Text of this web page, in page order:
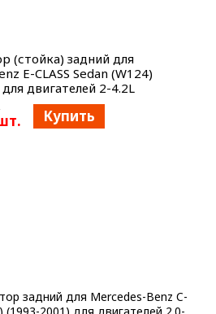
(стойка) задний для
E-CLASS Sedan (W124)
двигателей 2-4.2L
Купить